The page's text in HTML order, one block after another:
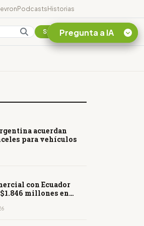
PodcastsHistorias
Suscribirse
acuerdan
para vehículos
con Ecuador
millones en
Pregunta a IA
¿En que consiste la